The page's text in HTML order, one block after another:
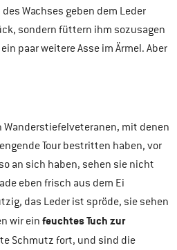
Wachses geben dem Leder
sondern füttern ihm sozusagen
paar weitere Asse im Ärmel. Aber
Wanderstiefelveteranen, mit denen
Tour bestritten haben, vor
an sich haben, sehen sie nicht
eben frisch aus dem Ei
das Leder ist spröde, sie sehen
wir ein feuchtes Tuch zur
Schmutz fort, und sind die